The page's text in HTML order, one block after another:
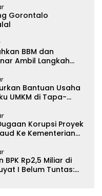
Gorontalo
BBM dan
Ambil Langkah
Bantuan Usaha
UMKM di Tapa-
Korupsi Proyek
Ke Kementerian
Rp2,5 Miliar di
I Belum Tuntas: